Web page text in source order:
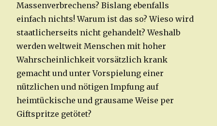
Massenverbrechens? Bislang ebenfalls
einfach nichts! Warum ist das so? Wieso wird
staatlicherseits nicht gehandelt? Weshalb
werden weltweit Menschen mit hoher
Wahrscheinlichkeit vorsätzlich krank
gemacht und unter Vorspielung einer
nützlichen und nötigen Impfung auf
heimtückische und grausame Weise per
Giftspritze getötet?